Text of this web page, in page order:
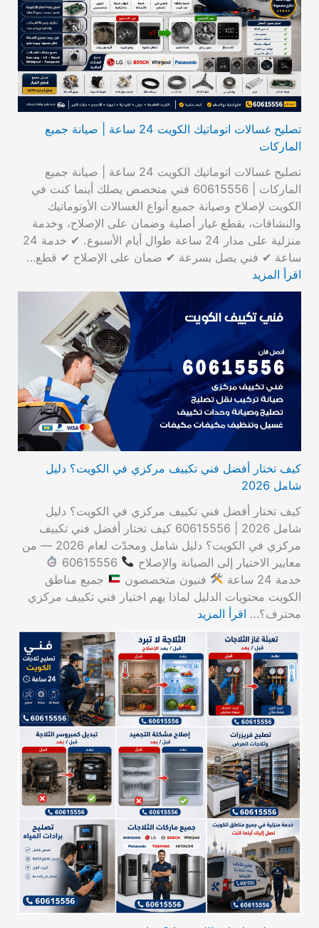
تصليح غسالات اتوماتيك الكويت 24 ساعة | صيانة جميع
الماركات
تصليح غسالات اتوماتيك الكويت 24 ساعة | صيانة جميع
الماركات | 60615556 فني متخصص يصلك أينما كنت في
الكويت لإصلاح وصيانة جميع أنواع الغسالات الأوتوماتيك
والنشافات، بقطع غيار أصلية وضمان على الإصلاح، وخدمة
منزلية على مدار 24 ساعة طوال أيام الأسبوع. ✔ خدمة 24
ساعة ✔ فني يصل بسرعة ✔ ضمان على الإصلاح ✔ قطع…
اقرأ المزيد
كيف تختار أفضل فني تكييف مركزي في الكويت؟ دليل
شامل 2026
كيف تختار أفضل فني تكييف مركزي في الكويت؟ دليل
شامل 2026 | 60615556 كيف تختار أفضل فني تكييف
مركزي في الكويت؟ دليل شامل ومحدّث لعام 2026 — من
معايير الاختيار إلى الصيانة والإصلاح
خدمة 24 ساعة
فنيون متخصصون
جميع مناطق
الكويت محتويات الدليل لماذا يهم اختيار فني تكييف مركزي
محترف؟… اقرأ المزيد